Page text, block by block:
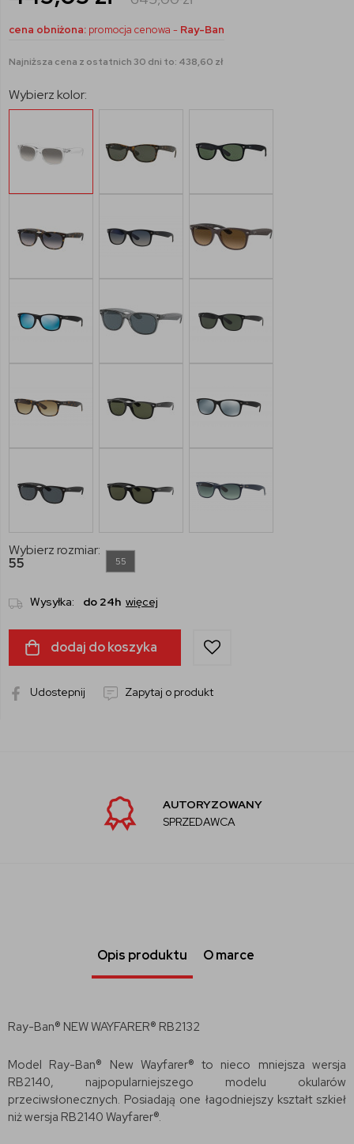
cena obniżona: promocja cenowa - Ray-Ban
Najniższa cena z ostatnich 30 dni to: 438,60 zł
Wybierz kolor:
Wybierz rozmiar:
55
55
Wysyłka: do 24h więcej
dodaj do koszyka
Udostepnij Zapytaj o produkt
AUTORYZOWANY
SPRZEDAWCA
Opis produktu O marce
Ray-Ban® NEW WAYFARER® RB2132
Model Ray-Ban® New Wayfarer® to nieco mniejsza wersja
RB2140, najpopularniejszego modelu okularów
przeciwsłonecznych. Posiadają one łagodniejszy kształt szkieł
niż wersja RB2140 Wayfarer®.